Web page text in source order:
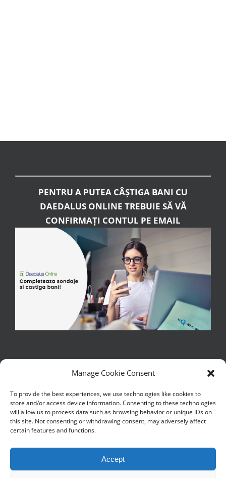
Manage Cookie Consent
To provide the best experiences, we use technologies like cookies to
store and/or access device information. Consenting to these technologies
will allow us to process data such as browsing behavior or unique IDs on
this site. Not consenting or withdrawing consent, may adversely affect
certain features and functions.
Accept
PENTRU A PUTEA CÂȘTIGA BANI CU
DAEDALUS ONLINE TREBUIE SĂ VĂ
CONFIRMAȚI CONTUL PE EMAIL
Copywrite 2017 - 2026 | Iulian M - Toate drepturile sunt rezervate
| Copierea, reproducerea sau publicarea textelor sau a partilor de
text de pe acest blog este interzisa
atare|
Blog gazduit dechroot